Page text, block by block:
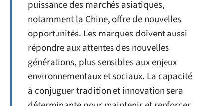
puissance des marchés asiatiques,
notamment la Chine, offre de nouvelles
opportunités. Les marques doivent aussi
répondre aux attentes des nouvelles
générations, plus sensibles aux enjeux
environnementaux et sociaux. La capacité
à conjuguer tradition et innovation sera